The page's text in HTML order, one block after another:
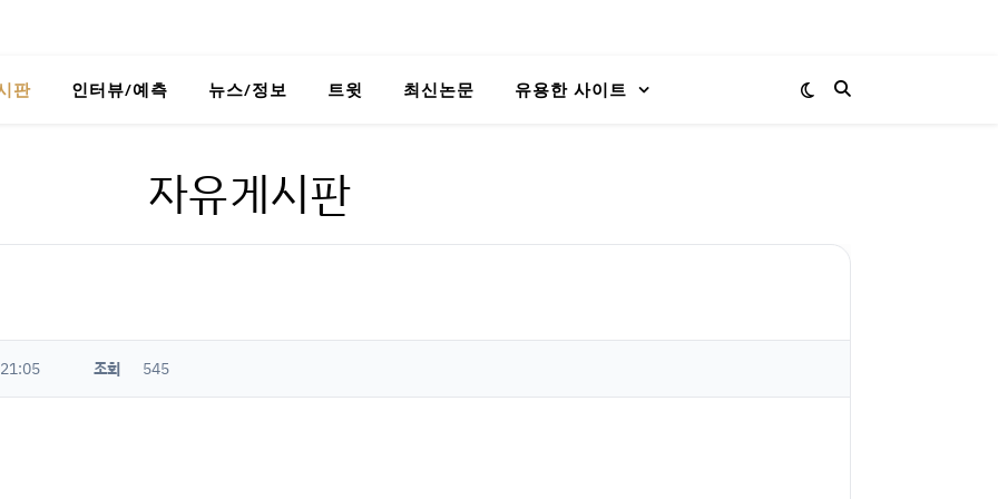
판 인터뷰/예측 뉴스/정보 트윗 최신논문 유용한 사이트
자유게시판
조회 545